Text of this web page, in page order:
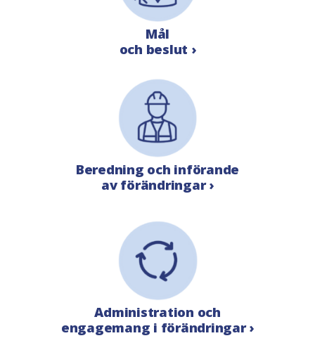
Mål
och beslut ›
Beredning och införande
av förändringar ›
Administration och
engagemang i förändringar ›